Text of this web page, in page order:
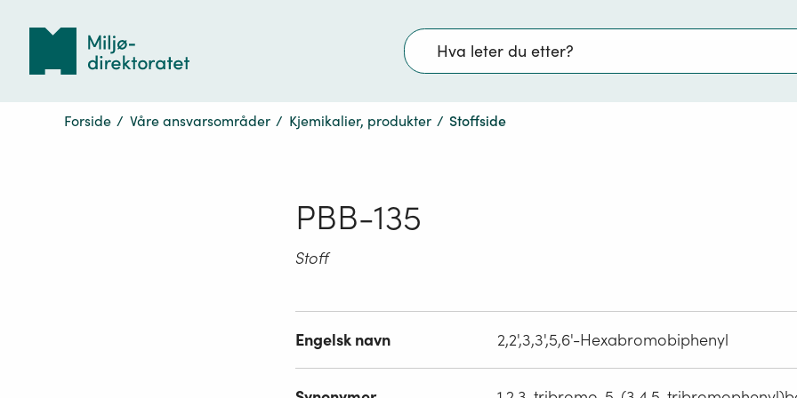
Søk
Forside / Våre ansvarsområder / Kjemikalier, produkter / Stoffside
PBB-135
Stoff
Engelsk navn 2,2',3,3',5,6'-Hexabromobiphenyl